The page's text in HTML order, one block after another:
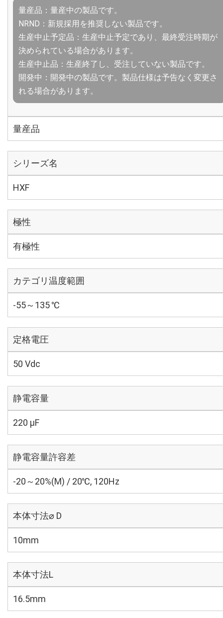
量産品：量産中の製品です。
NRND：新規採用を推奨しない製品です。
生産中止予定品：生産中止予定であり、最終受注時期が
決められている場合があります。
生産中止品：生産終了し、受注していない製品です。
開発中：開発中の製品です。製品仕様は予告なく変更さ
れる場合があります。
量産品
シリーズ名
HXF
極性
有極性
カテゴリ温度範囲
-55～135 ℃
定格電圧
50 Vdc
静電容量
220 µF
静電容量許容差
-20～20%(M) / 20℃, 120Hz
本体寸法⌀ D
10mm
本体寸法L
16.5mm